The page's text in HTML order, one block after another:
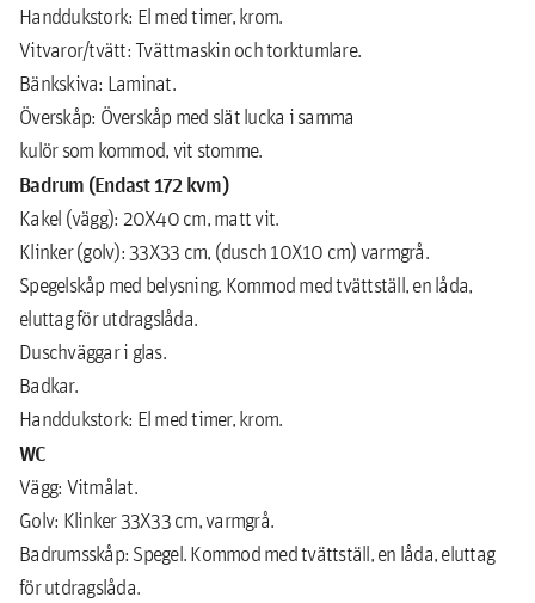
Handdukstork: El med timer, krom.
Vitvaror/tvätt: Tvättmaskin och torktumlare.
Bänkskiva: Laminat.
Överskåp: Överskåp med slät lucka i samma
kulör som kommod, vit stomme.
Badrum (Endast 172 kvm)
Kakel (vägg): 20X40 cm, matt vit.
Klinker (golv): 33X33 cm, (dusch 10X10 cm) varmgrå.
Spegelskåp med belysning. Kommod med tvättställ, en låda,
eluttag för utdragslåda.
Duschväggar i glas.
Badkar.
Handdukstork: El med timer, krom.
WC
Vägg: Vitmålat.
Golv: Klinker 33X33 cm, varmgrå.
Badrumsskåp: Spegel. Kommod med tvättställ, en låda, eluttag
för utdragslåda.